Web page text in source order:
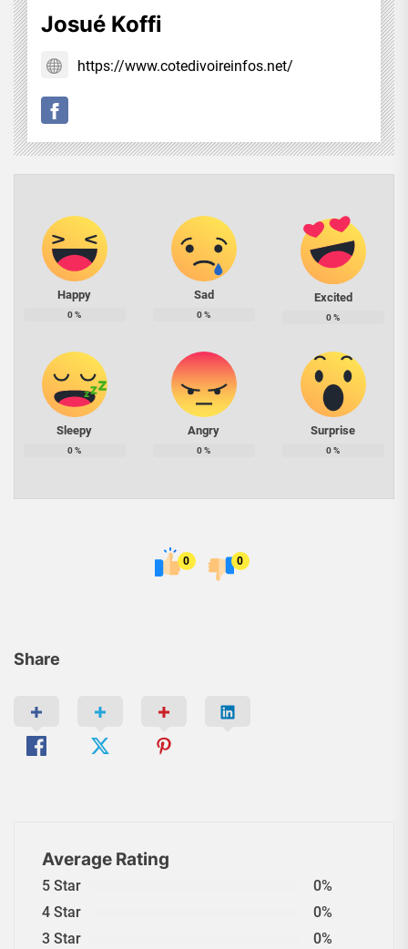
Share
Josué Koffi
https://www.cotedivoireinfos.net/
Happy
0%
Sad
0%
Excited
0%
Sleepy
0%
Angry
0%
Surprise
0%
0 0
Average Rating
5 Star
0%
4 Star
0%
3 Star
0%